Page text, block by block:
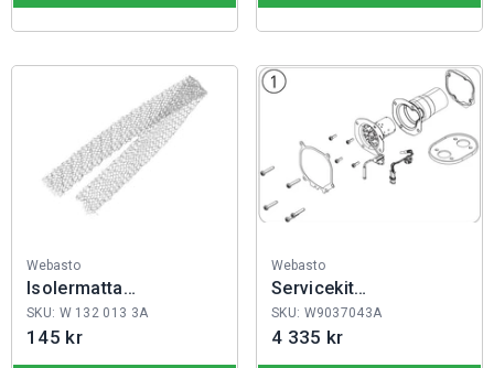
Fabrikat:
Webasto
Isolermatta
värmeväxlare AT 20
SKU: W 132 013 3A
145 kr
Fabrikat:
Webasto
Servicekit
AT2000ST/STC
SKU: W9037043A
4 335 kr